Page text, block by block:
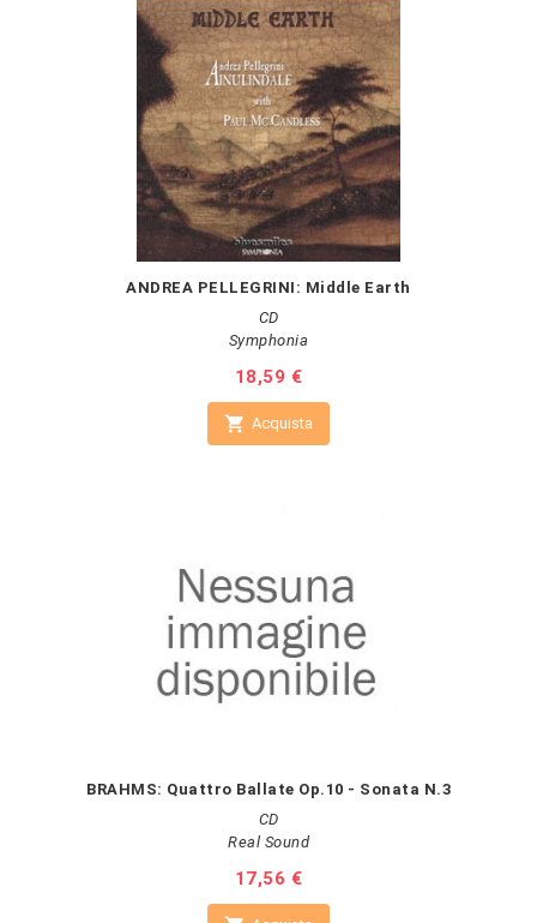
ANDREA PELLEGRINI: Middle Earth
CD
Symphonia
Prezzo
18,59 €
 Acquista
BRAHMS: Quattro Ballate Op.10 - Sonata N.3
CD
Real Sound
Prezzo
17,56 €